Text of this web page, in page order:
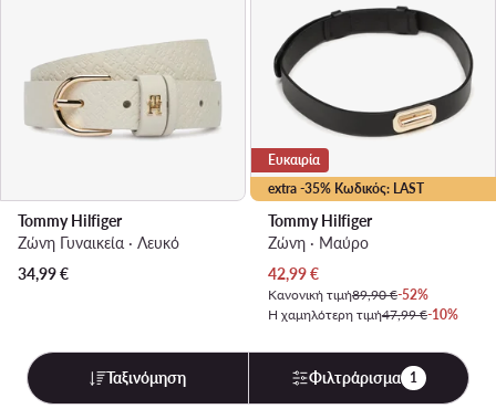
Tommy Hilfiger
Ζώνη Γυναικεία · Λευκό
34,99€
extra -35% Κωδικός: LAST
Ευκαιρία
Tommy Hilfiger
Ζώνη · Μαύρο
Τρέχουσα τιμή
42,99€
Κανονική τιμή89,90 €-52%
Η χαμηλότερη τιμή47,99 €-10%
Ταξινόμηση Φιλτράρισμα 1